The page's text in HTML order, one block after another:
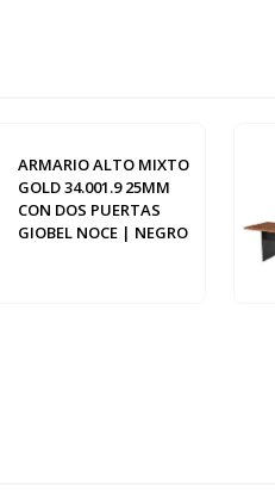
ARMARIO ALTO MIXTO
GOLD 34.001.9 25MM
CON DOS PUERTAS
GIOBEL NOCE | NEGRO